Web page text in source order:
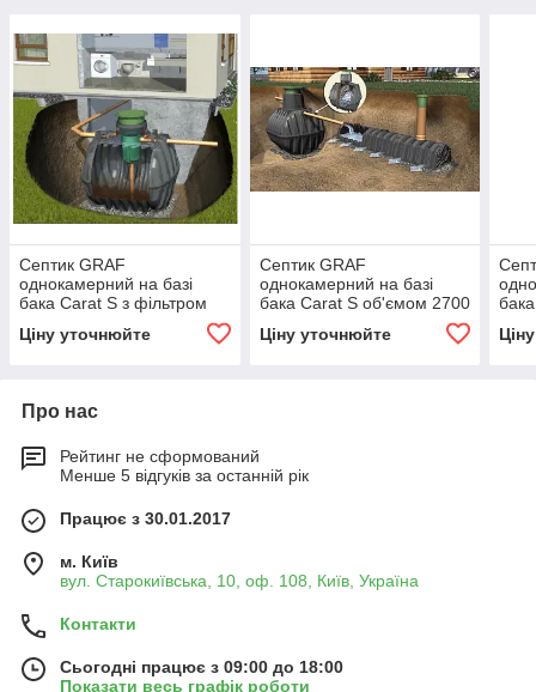
Септик GRAF
однокамерний на базі
бака Carat S з фільтром
6500 л, для людей 9-12
Ціну уточнюйте
Септик GRAF
однокамерний на базі
бака Carat S об'ємом 2700
Ціну уточнюйте
Про нас
Рейтинг не сформований
Менше 5 відгуків за останній рік
Працює з 30.01.2017
м. Київ
вул. Старокиївська, 10, оф. 108, Київ, Україна
Контакти
Сьогодні працює з 09:00 до 18:00
Показати весь графік роботи